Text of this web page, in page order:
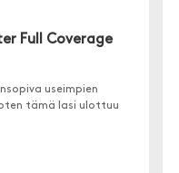
Full Coverage
useimpien
tämä lasi ulottuu